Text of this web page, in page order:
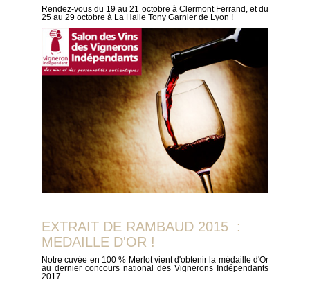
Rendez-vous du 19 au 21 octobre à Clermont Ferrand, et du
25 au 29 octobre à La Halle Tony Garnier de Lyon !
EXTRAIT DE RAMBAUD 2015 :
MEDAILLE D'OR !
Notre cuvée en 100 % Merlot vient d'obtenir la médaille d'Or
au dernier concours national des Vignerons Indépendants
2017.